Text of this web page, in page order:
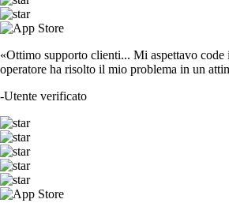
«Ottimo supporto clienti... Mi aspettavo
operatore ha risolto il mio problema in un
-Utente verificato